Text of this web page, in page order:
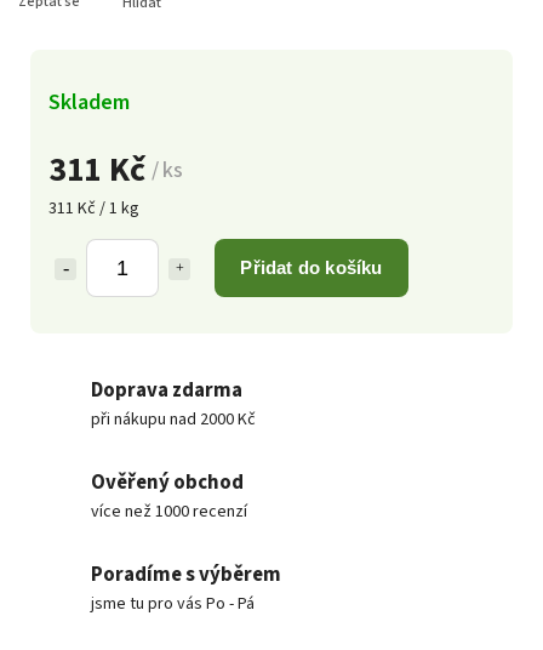
311 Kč / ks
311 Kč / 1 kg
Přidat do košíku
Skladem
Doprava zdarma
při nákupu nad 2000 Kč
Ověřený obchod
více než 1000 recenzí
Poradíme s výběrem
jsme tu pro vás Po - Pá